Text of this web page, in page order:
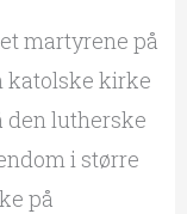
martyrene på
katolske kirke
den lutherske
i større
på